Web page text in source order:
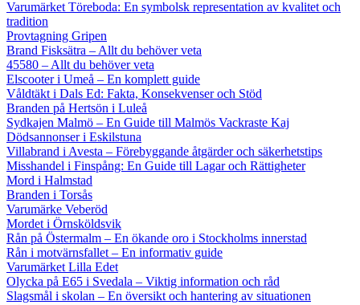
Varumärket Töreboda: En symbolsk representation av kvalitet och
tradition
Provtagning Gripen
Brand Fisksätra – Allt du behöver veta
45580 – Allt du behöver veta
Elscooter i Umeå – En komplett guide
Våldtäkt i Dals Ed: Fakta, Konsekvenser och Stöd
Branden på Hertsön i Luleå
Sydkajen Malmö – En Guide till Malmös Vackraste Kaj
Dödsannonser i Eskilstuna
Villabrand i Avesta – Förebyggande åtgärder och säkerhetstips
Misshandel i Finspång: En Guide till Lagar och Rättigheter
Mord i Halmstad
Branden i Torsås
Varumärke Veberöd
Mordet i Örnsköldsvik
Rån på Östermalm – En ökande oro i Stockholms innerstad
Rån i motvärnsfallet – En informativ guide
Varumärket Lilla Edet
Olycka på E65 i Svedala – Viktig information och råd
Slagsmål i skolan – En översikt och hantering av situationen